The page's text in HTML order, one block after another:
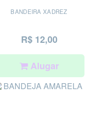
BANDEIRA XADREZ
R$ 12,00
Alugar